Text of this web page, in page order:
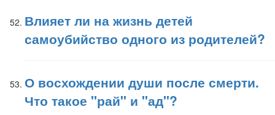
Влияет ли на жизнь детей
самоубийство одного из родителей?
О восхождении души после смерти.
Что такое "рай" и "ад"?